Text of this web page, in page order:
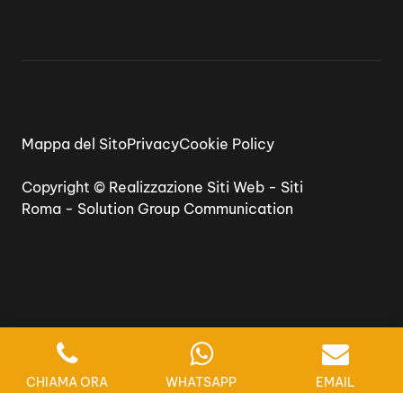
Copyright © Realizzazione Siti Web - Siti
Roma - Solution Group Communication
Mappa del SitoPrivacyCookie Policy
CHIAMA ORA WHATSAPP EMAIL